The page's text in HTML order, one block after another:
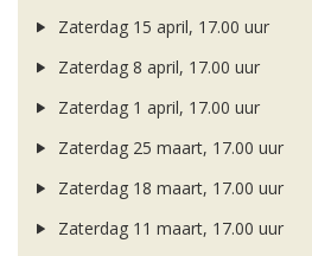
Zaterdag 15 april, 17.00 uur
Zaterdag 8 april, 17.00 uur
Zaterdag 1 april, 17.00 uur
Zaterdag 25 maart, 17.00 uur
Zaterdag 18 maart, 17.00 uur
Zaterdag 11 maart, 17.00 uur